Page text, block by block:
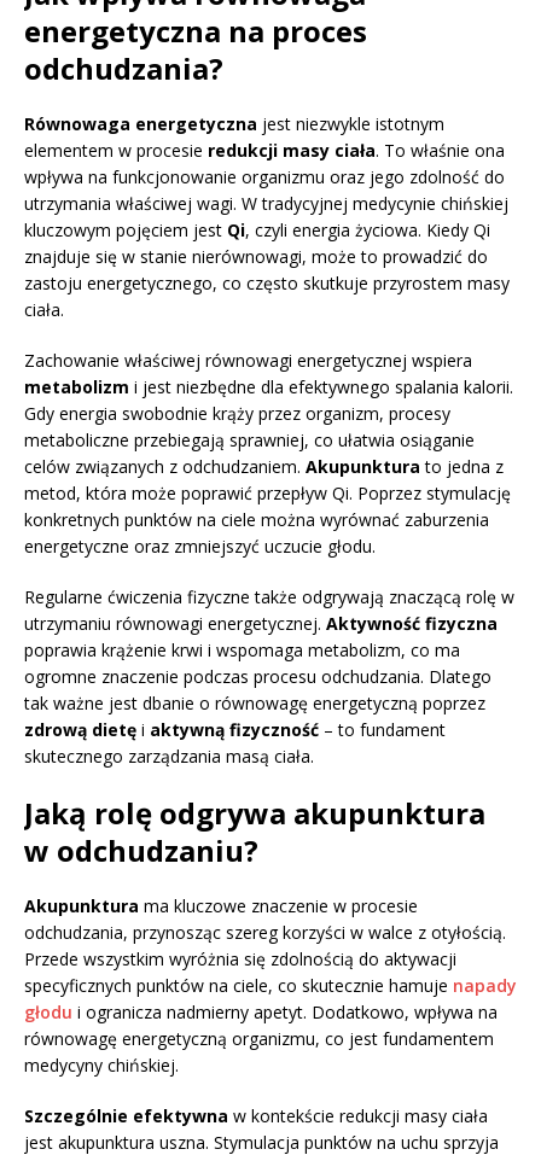
energetyczna na proces
odchudzania?
Równowaga energetyczna jest niezwykle istotnym
elementem w procesie redukcji masy ciała. To właśnie ona
wpływa na funkcjonowanie organizmu oraz jego zdolność do
utrzymania właściwej wagi. W tradycyjnej medycynie chińskiej
kluczowym pojęciem jest Qi, czyli energia życiowa. Kiedy Qi
znajduje się w stanie nierównowagi, może to prowadzić do
zastoju energetycznego, co często skutkuje przyrostem masy
ciała.
Zachowanie właściwej równowagi energetycznej wspiera
metabolizm i jest niezbędne dla efektywnego spalania kalorii.
Gdy energia swobodnie krąży przez organizm, procesy
metaboliczne przebiegają sprawniej, co ułatwia osiąganie
celów związanych z odchudzaniem. Akupunktura to jedna z
metod, która może poprawić przepływ Qi. Poprzez stymulację
konkretnych punktów na ciele można wyrównać zaburzenia
energetyczne oraz zmniejszyć uczucie głodu.
Regularne ćwiczenia fizyczne także odgrywają znaczącą rolę w
utrzymaniu równowagi energetycznej. Aktywność fizyczna
poprawia krążenie krwi i wspomaga metabolizm, co ma
ogromne znaczenie podczas procesu odchudzania. Dlatego
tak ważne jest dbanie o równowagę energetyczną poprzez
zdrową dietę i aktywną fizyczność – to fundament
skutecznego zarządzania masą ciała.
Jaką rolę odgrywa akupunktura
w odchudzaniu?
Akupunktura ma kluczowe znaczenie w procesie
odchudzania, przynosząc szereg korzyści w walce z otyłością.
Przede wszystkim wyróżnia się zdolnością do aktywacji
specyficznych punktów na ciele, co skutecznie hamuje napady
głodu i ogranicza nadmierny apetyt. Dodatkowo, wpływa na
równowagę energetyczną organizmu, co jest fundamentem
medycyny chińskiej.
Szczególnie efektywna w kontekście redukcji masy ciała
jest akupunktura uszna. Stymulacja punktów na uchu sprzyja